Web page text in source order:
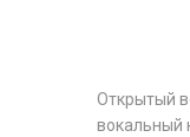
Открытый
вокальный